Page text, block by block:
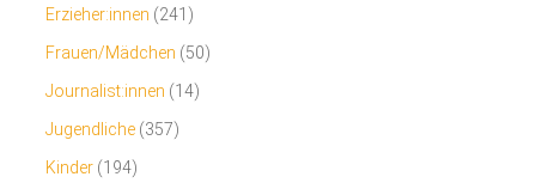
Erzieher:innen (241)
Frauen/Mädchen (50)
Journalist:innen (14)
Jugendliche (357)
Kinder (194)